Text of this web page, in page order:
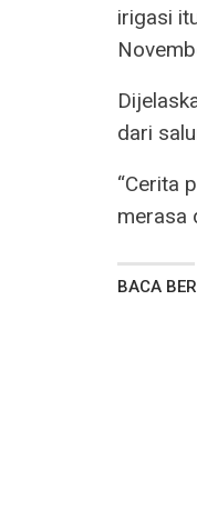
irigasi
dari
“Cerita
merasa
BACA